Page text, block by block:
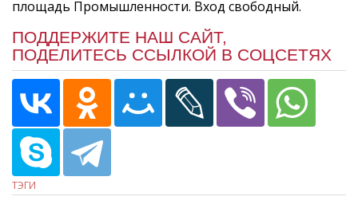
площадь Промышленности. Вход свободный.
ПОДДЕРЖИТЕ НАШ САЙТ,
ПОДЕЛИТЕСЬ ССЫЛКОЙ В СОЦСЕТЯХ
ТЭГИ